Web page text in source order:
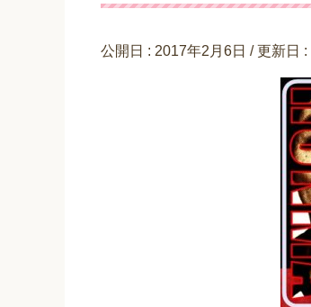
公開日 : 2017年2月6日 / 更新日 :